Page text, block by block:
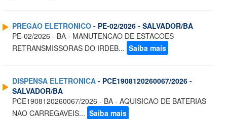
PREGAO ELETRONICO - PE-02/2026 - SALVADOR/BA
PE-02/2026 - BA - MANUTENCAO DE ESTACOES
RETRANSMISSORAS DO IRDEB... Saiba mais
DISPENSA ELETRONICA - PCE1908120260067/2026 -
SALVADOR/BA
PCE1908120260067/2026 - BA - AQUISICAO DE BATERIAS
NAO CARREGAVEIS... Saiba mais